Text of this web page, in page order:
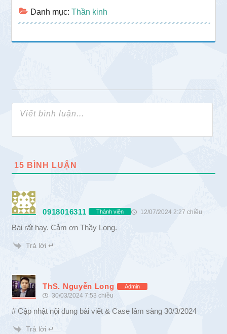
Danh mục:Thần kinh
15 BÌNH LUẬN
0918016311 Thành viên 12/07/2024 2:27 chiều
Bài rất hay. Cảm ơn Thầy Long.
Trả lời ↵
ThS. Nguyễn Long Admin
30/03/2024 7:53 chiều
# Cập nhật nội dung bài viết & Case lâm sàng 30/3/2024
Trả lời ↵